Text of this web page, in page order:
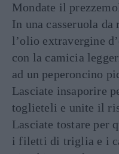
Mondate il
In una casseruola
l’olio extravergine
con la camicia
ad un peperoncino
Lasciate insaporire
toglieteli e unite il
Lasciate tostare per
i filetti di triglia e i